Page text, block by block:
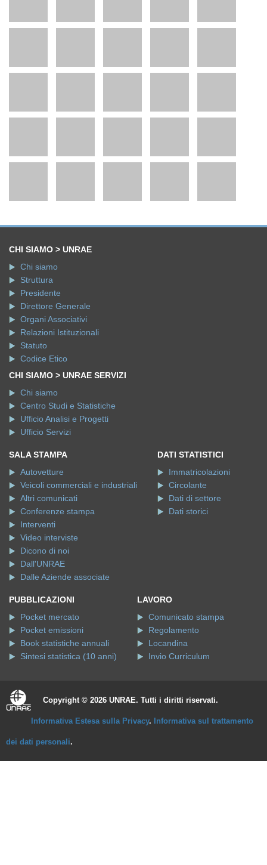
CHI SIAMO > UNRAE
Chi siamo
Struttura
Presidente
Direttore Generale
Organi Associativi
Relazioni Istituzionali
Statuto
Codice Etico
CHI SIAMO > UNRAE SERVIZI
Chi siamo
Centro Studi e Statistiche
Ufficio Analisi e Progetti
Ufficio Servizi
SALA STAMPA
Autovetture
Veicoli commerciali e industriali
Altri comunicati
Conferenze stampa
Interventi
Video interviste
Dicono di noi
Dall'UNRAE
Dalle Aziende associate
DATI STATISTICI
Immatricolazioni
Circolante
Dati di settore
Dati storici
PUBBLICAZIONI
Pocket mercato
Pocket emissioni
Book statistiche annuali
Sintesi statistica (10 anni)
LAVORO
Comunicato stampa
Regolamento
Locandina
Invio Curriculum
Copyright © 2026 UNRAE. Tutti i diritti riservati.
Informativa Estesa sulla Privacy. Informativa sul trattamento
dei dati personali.